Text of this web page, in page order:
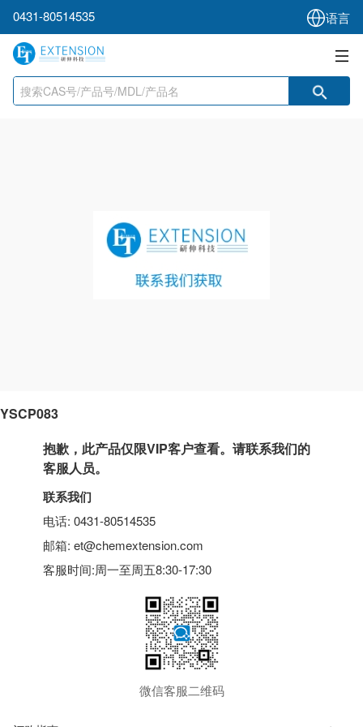
0431-80514535 语言
YSCP083
抱歉，此产品仅限VIP客户查看。请联系我们的
客服人员。
联系我们
电话: 0431-80514535
邮箱: et@chemextension.com
客服时间:周一至周五8:30-17:30
微信客服二维码